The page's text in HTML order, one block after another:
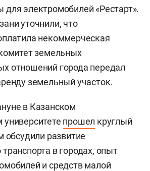
для электромобилей «Рестарт».
уточнили, что
некоммерческая
земельных
отношений города передал
земельный участок.
в Казанском
университете прошел круглый
обсудили развитие
транспорта в городах, опыт
и средств малой